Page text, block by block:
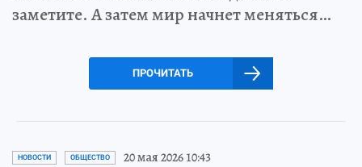
заметите. А затем мир начнет меняться…
ПРОЧИТАТЬ
НОВОСТИ ОБЩЕСТВО 20 мая 2026 10:43